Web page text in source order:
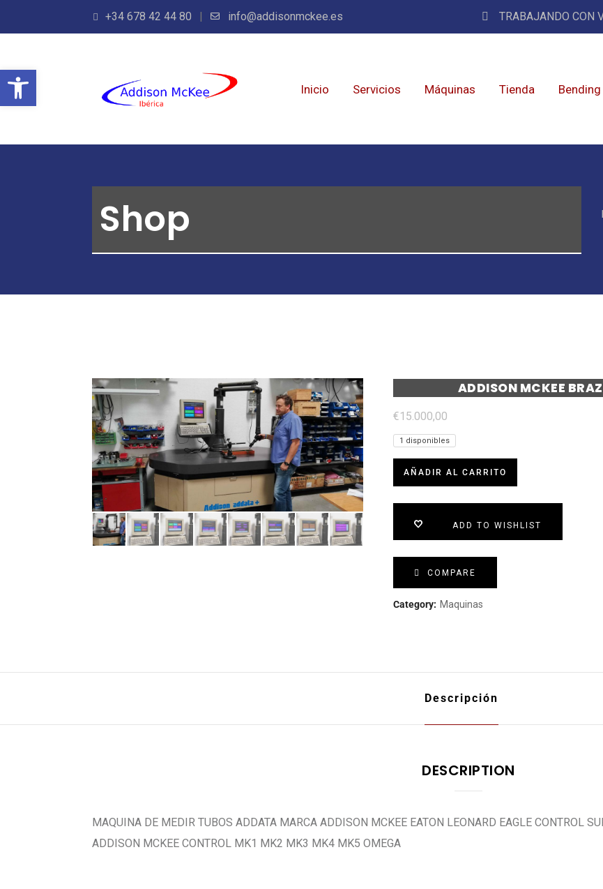
Abrir barra de herramientas
+34 678 42 44 80 info@addisonmckee.es TRABAJANDO CON
Inicio Servicios Máquinas Tienda
Shop
ADDISON MCKEE
€15.000,00
1 disponibles
AÑADIR AL CARRITO
ADD TO WISHLIST
COMPARE
Category: Maquinas
Descripción
DESCRIPTION
MAQUINA DE MEDIR TUBOS ADDATA MARCA ADDISON MCKEE EATON LEONARD EAGLE CONTROL
ADDISON MCKEE CONTROL MK1 MK2 MK3 MK4 MK5 OMEGA